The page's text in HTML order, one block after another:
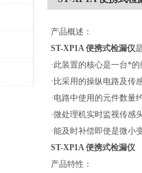
产品概述：
ST-XP1A 便携式检漏仪
·此装置的核心是一台*
·比采用的操纵电路及传
·电路中使用的元件数量
·微处理机实时监视传感
·能及时补偿即使是微小
ST-XP1A 便携式检漏仪
产品特性：